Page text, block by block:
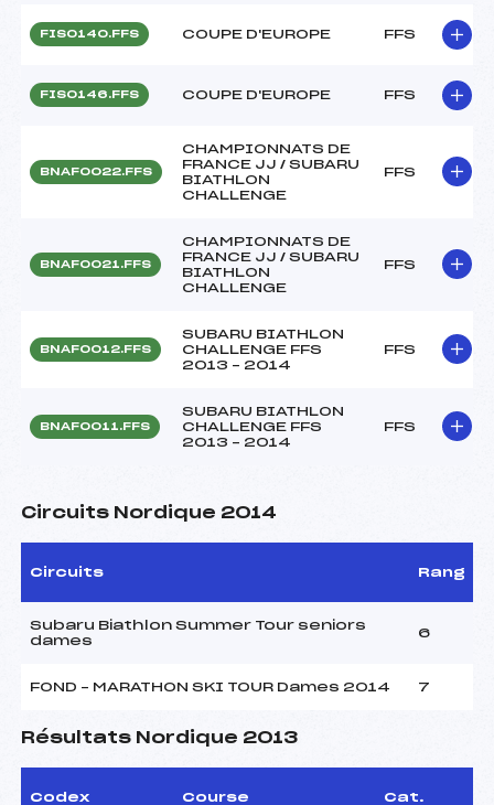
FIS0140.FFS COUPE D'EUROPE FFS
FIS0146.FFS COUPE D'EUROPE FFS
BNAF0022.FFS
CHAMPIONNATS DE
FRANCE JJ / SUBARU
BIATHLON
CHALLENGE
FFS
BNAF0021.FFS
CHAMPIONNATS DE
FRANCE JJ / SUBARU
BIATHLON
CHALLENGE
FFS
BNAF0012.FFS
SUBARU BIATHLON
CHALLENGE FFS
2013 – 2014
FFS
BNAF0011.FFS
SUBARU BIATHLON
CHALLENGE FFS
2013 – 2014
FFS
Circuits Nordique 2014
Circuits Rang
Subaru Biathlon Summer Tour seniors
dames
6
FOND – MARATHON SKI TOUR Dames 2014 7
Résultats Nordique 2013
Codex Course Cat.